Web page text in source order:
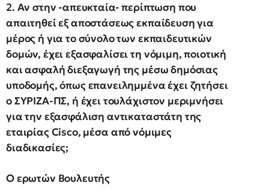
2. Αν στην -απευκταία- περίπτωση που
απαιτηθεί εξ αποστάσεως εκπαίδευση για
μέρος ή για το σύνολο των εκπαιδευτικών
δομών, έχει εξασφαλίσει τη νόμιμη, ποιοτική
και ασφαλή διεξαγωγή της μέσω δημόσιας
υποδομής, όπως επανειλημμένα έχει ζητήσει
ο ΣΥΡΙΖΑ-ΠΣ, ή έχει τουλάχιστον μεριμνήσει
για την εξασφάλιση αντικαταστάτη της
εταιρίας Cisco, μέσα από νόμιμες
διαδικασίες;
Ο ερωτών Βουλευτής